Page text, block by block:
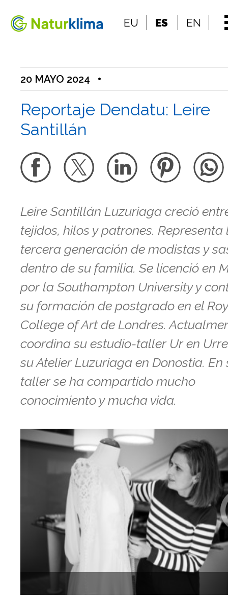
Ir a los contenidos
EU ES EN
20 MAYO 2024 •
Reportaje Dendatu: Leire
Santillán
Leire Santillán Luzuriaga creció
tejidos, hilos y patrones. Representa
tercera generación de modistas y
dentro de su familia. Se licenció en
por la Southampton University y
su formación de postgrado en el
College of Art de Londres.
coordina su estudio-taller Ur en
su Atelier Luzuriaga en Donostia. En
taller se ha compartido mucho
conocimiento y mucha vida.
Anterior